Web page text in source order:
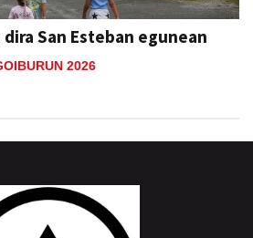
San Esteban egunean
2026